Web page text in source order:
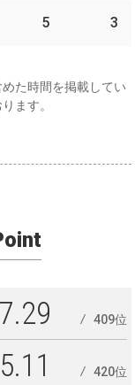
5 3
た時間を掲載してい
ます。
7.29 409位
5.11 420位